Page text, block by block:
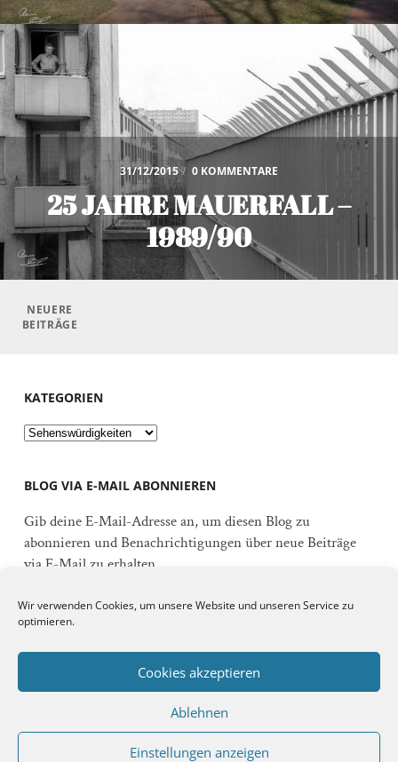
Wir verwenden Cookies, um unsere Website und unseren Service zu
optimieren.
Cookies akzeptieren
Ablehnen
Einstellungen anzeigen
31/12/2015 / 0 KOMMENTARE
25 JAHRE MAUERFALL –
1989/90
NEUERE
BEITRÄGE
KATEGORIEN
Kategorien
BLOG VIA E-MAIL ABONNIEREN
Gib deine E-Mail-Adresse an, um diesen Blog zu
abonnieren und Benachrichtigungen über neue Beiträge
via E-Mail zu erhalten.
Mail-
Adresse
Schließe dich 92 anderen Abonnenten an